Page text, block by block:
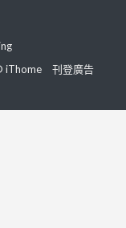
iThome
刊登廣告